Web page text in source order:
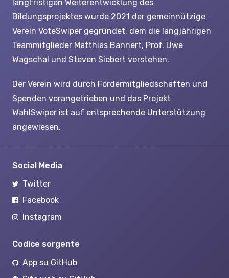
langfristigen Weiterentwicklung des
Bildungsprojektes wurde 2021 der gemeinnützige
Verein VoteSwiper gegründet, dem die langjährigen
Teammitglieder Matthias Bannert, Prof. Uwe
Wagschal und Steven Siebert vorstehen.
Der Verein wird durch Fördermitgliedschaften und
Spenden vorangetrieben und das Projekt
WahlSwiper ist auf entsprechende Unterstützung
angewiesen.
Social Media
Twitter
Facebook
Instagram
Codice sorgente
App su GitHub